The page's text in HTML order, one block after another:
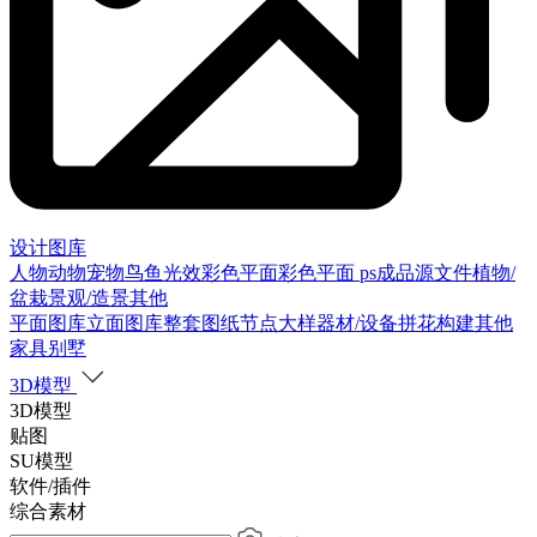
设计图库
人物动物宠物鸟鱼光效彩色平面彩色平面 ps成品源文件植物/
盆栽景观/造景其他
平面图库立面图库整套图纸节点大样器材/设备拼花构建其他
家具别墅
3D模型
3D模型
贴图
SU模型
软件/插件
综合素材